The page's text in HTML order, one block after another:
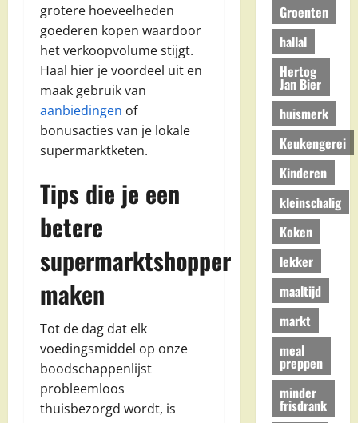
grotere hoeveelheden
goederen kopen waardoor
het verkoopvolume stijgt.
Haal hier je voordeel uit en
maak gebruik van
aanbiedingen of
bonusacties van je lokale
supermarktketen.
Tips die je een
betere
supermarktshopper
maken
Tot de dag dat elk
voedingsmiddel op onze
boodschappenlijst
probleemloos
thuisbezorgd wordt, is
Groenten
hallal
Hertog
Jan Bier
huismerk
Keukengerei
Kinderen
kleinschalig
Koken
lekker
maaltijd
markt
meal
preppen
minder
frisdrank